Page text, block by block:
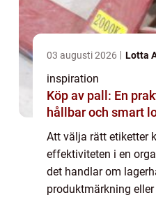
03 augusti 2026 Lotta
inspiration
Köp av pall: En
hållbar och smart
Att välja rätt etiketter
effektiviteten i en
det handlar om
produktmärkning